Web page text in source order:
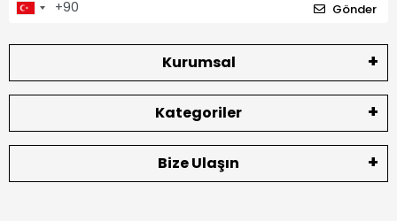
Gönder
Kurumsal
Kategoriler
Bize Ulaşın